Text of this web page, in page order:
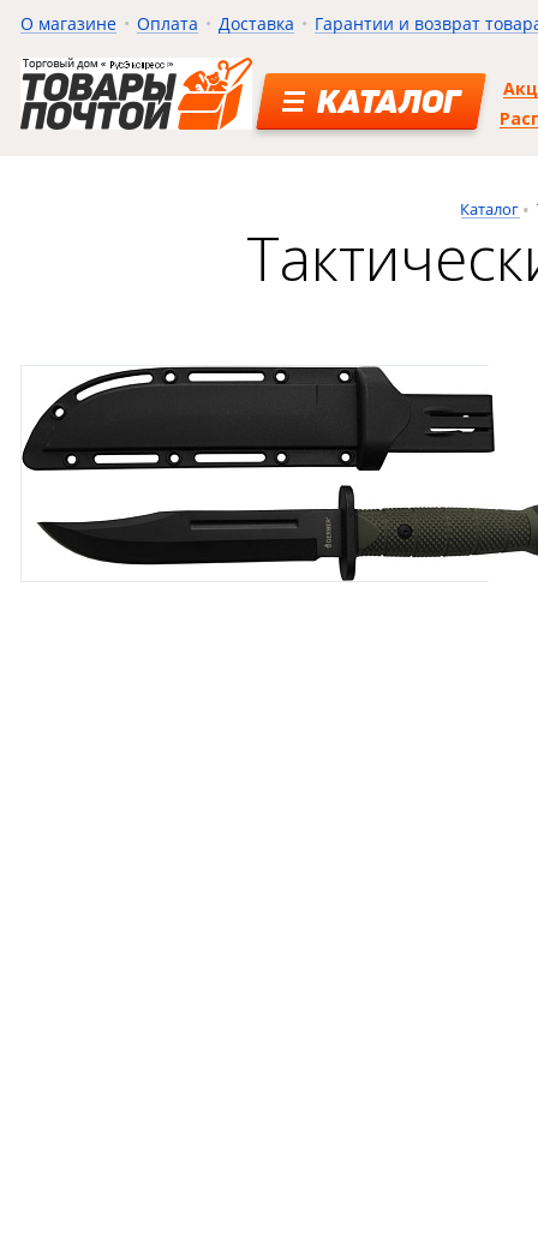
О магазине Оплата Доставка Гарантии и возврат
КАТАЛОГ
Каталог